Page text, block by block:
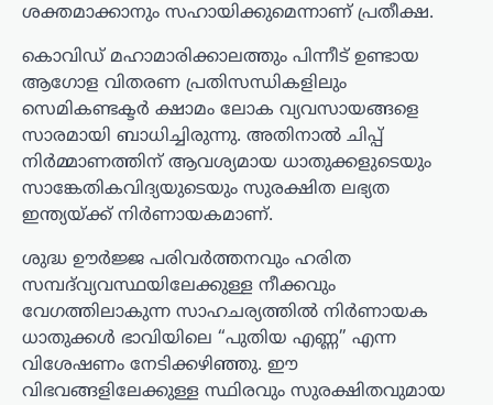
ശക്തമാക്കാനും സഹായിക്കുമെന്നാണ് പ്രതീക്ഷ.
കൊവിഡ് മഹാമാരിക്കാലത്തും പിന്നീട് ഉണ്ടായ
ആഗോള വിതരണ പ്രതിസന്ധികളിലും
സെമികണ്ടക്ടർ ക്ഷാമം ലോക വ്യവസായങ്ങളെ
സാരമായി ബാധിച്ചിരുന്നു. അതിനാൽ ചിപ്പ്
നിർമ്മാണത്തിന് ആവശ്യമായ ധാതുക്കളുടെയും
സാങ്കേതികവിദ്യയുടെയും സുരക്ഷിത ലഭ്യത
ഇന്ത്യയ്ക്ക് നിർണായകമാണ്.
ശുദ്ധ ഊർജ്ജ പരിവർത്തനവും ഹരിത
സമ്പദ്‌വ്യവസ്ഥയിലേക്കുള്ള നീക്കവും
വേഗത്തിലാകുന്ന സാഹചര്യത്തിൽ നിർണായക
ധാതുക്കൾ ഭാവിയിലെ “പുതിയ എണ്ണ” എന്ന
വിശേഷണം നേടിക്കഴിഞ്ഞു. ഈ
വിഭവങ്ങളിലേക്കുള്ള സ്ഥിരവും സുരക്ഷിതവുമായ